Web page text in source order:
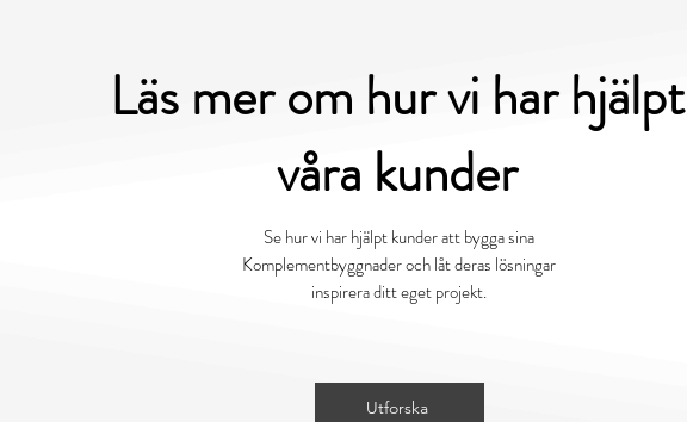
Läs mer om hur vi har hjälpt
våra kunder
Se hur vi har hjälpt kunder att bygga sina
Komplementbyggnader och låt deras lösningar
inspirera ditt eget projekt.
Utforska